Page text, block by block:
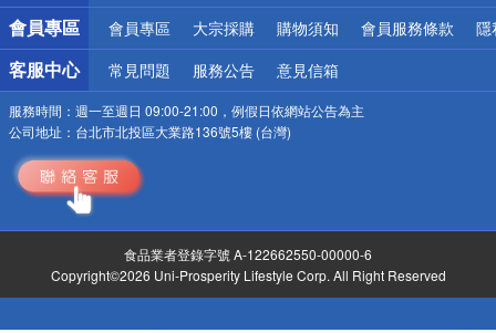
會員專區 會員專區 大宗採購 購物須知 會員服務條款 隱
客服中心 常見問題 服務公告 意見信箱
服務時間： 週一至週日 09:00-21:00，例假日依網站公告為主
公司地址： 台北市北投區大業路136號5樓 (台灣)
食品業者登錄字號 A-122662550-00000-6
Copyright©2026 Uni-Prosperity Lifestyle Corp. All Right Reserved